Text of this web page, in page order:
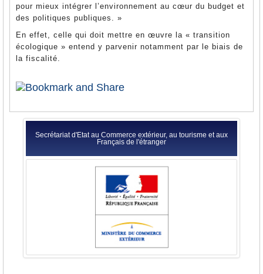
pour mieux intégrer l’environnement au cœur du budget et
des politiques publiques. »
En effet, celle qui doit mettre en œuvre la « transition
écologique » entend y parvenir notamment par le biais de
la fiscalité.
Secrétariat d'Etat au Commerce extérieur, au tourisme et aux
Français de l'étranger